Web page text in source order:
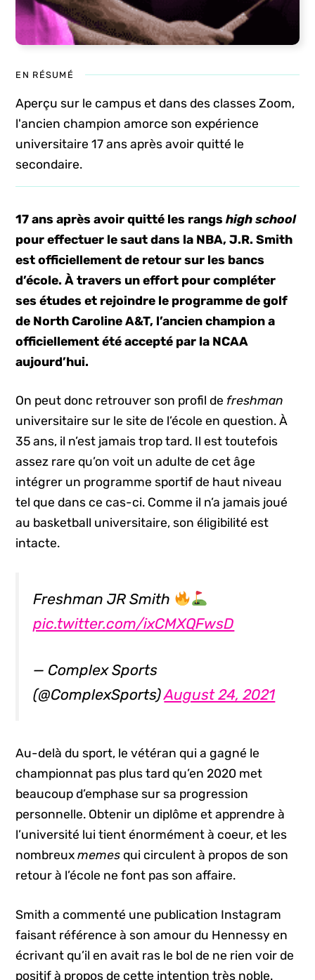
EN RÉSUMÉ
Aperçu sur le campus et dans des classes Zoom,
l'ancien champion amorce son expérience
universitaire 17 ans après avoir quitté le
secondaire.
17 ans après avoir quitté les rangshigh school
pour effectuer le saut dans la NBA, J.R. Smith
est officiellement de retour sur les bancs
d’école. À travers un effort pour compléter
ses études et rejoindre le programme de golf
de North Caroline A&T, l’ancien champion a
officiellement été accepté par la NCAA
aujourd’hui.
On peut donc retrouver son profil de freshman
universitaire sur le site de l’école en question. À
35 ans, il n’est jamais trop tard. Il est toutefois
assez rare qu’on voit un adulte de cet âge
intégrer un programme sportif de haut niveau
tel que dans ce cas-ci. Comme il n’a jamais joué
au basketball universitaire, son éligibilité est
intacte.
Freshman JR Smith
pic.twitter.com/ixCMXQFwsD
— Complex Sports
(@ComplexSports)August 24, 2021
Au-delà du sport, le vétéran qui a gagné le
championnat pas plus tard qu’en 2020 met
beaucoup d’emphase sur sa progression
personnelle. Obtenir un diplôme et apprendre à
l’université lui tient énormément à coeur, et les
nombreuxmemesqui circulent à propos de son
retour à l’école ne font pas son affaire.
Smith a commenté une publication Instagram
faisant référence à son amour du Hennessy en
écrivant qu’il en avait ras le bol de ne rien voir de
positif à propos de cette intention très noble.